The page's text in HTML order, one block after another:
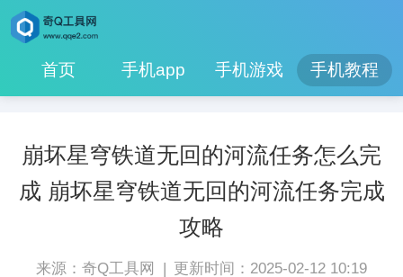
首页 手机app 手机游戏 手机教程
崩坏星穹铁道无回的河流任务怎么完
成 崩坏星穹铁道无回的河流任务完成
攻略
来源：奇Q工具网 | 更新时间：2025-02-12 10:19